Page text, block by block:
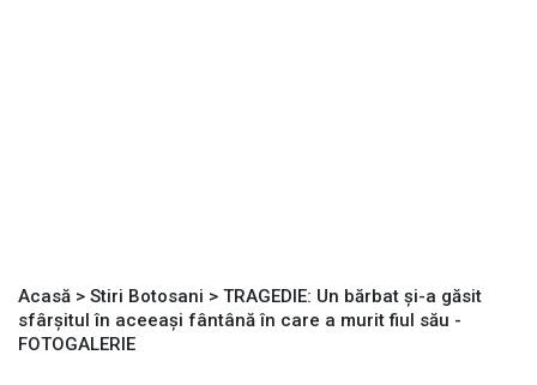
Acasă > Stiri Botosani > TRAGEDIE: Un bărbat și-a găsit
sfârșitul în aceeași fântână în care a murit fiul său -
FOTOGALERIE